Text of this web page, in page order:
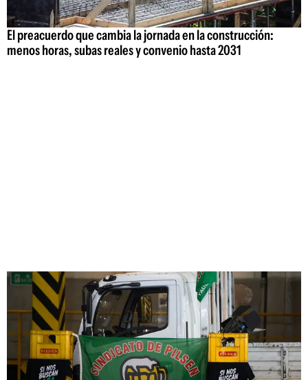
El preacuerdo que cambia la jornada en la construcción:
menos horas, subas reales y convenio hasta 2031